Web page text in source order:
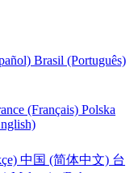
Brasil (Português)
(Français) Polska
中国 (简体中文) 台